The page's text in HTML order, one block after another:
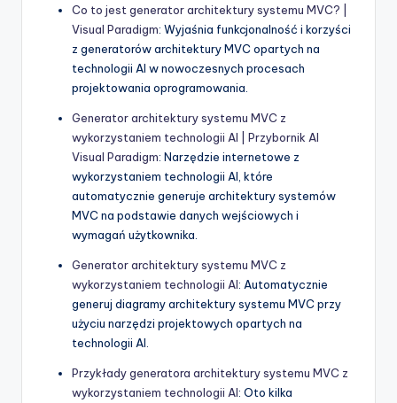
Co to jest generator architektury systemu MVC? |
Visual Paradigm: Wyjaśnia funkcjonalność i korzyści
z generatorów architektury MVC opartych na
technologii AI w nowoczesnych procesach
projektowania oprogramowania.
Generator architektury systemu MVC z
wykorzystaniem technologii AI | Przybornik AI
Visual Paradigm: Narzędzie internetowe z
wykorzystaniem technologii AI, które
automatycznie generuje architektury systemów
MVC na podstawie danych wejściowych i
wymagań użytkownika.
Generator architektury systemu MVC z
wykorzystaniem technologii AI: Automatycznie
generuj diagramy architektury systemu MVC przy
użyciu narzędzi projektowych opartych na
technologii AI.
Przykłady generatora architektury systemu MVC z
wykorzystaniem technologii AI: Oto kilka